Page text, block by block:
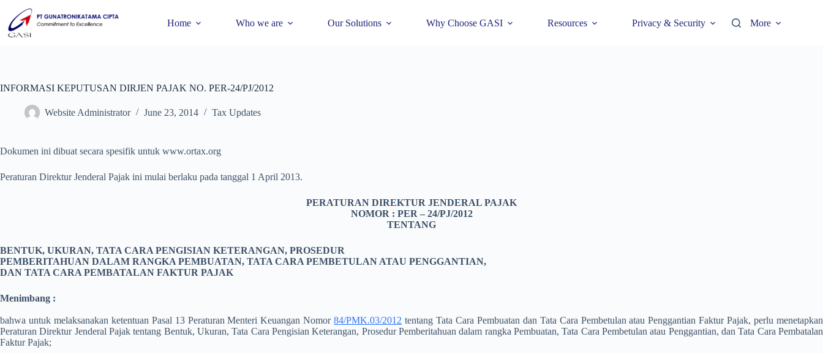
Home Who we are Our Solutions Why Choose GASI Resources Privacy & Security More
INFORMASI KEPUTUSAN DIRJEN PAJAK NO. PER-24/PJ/2012
Website Administrator June 23, 2014 Tax Updates
Dokumen ini dibuat secara spesifik untuk www.ortax.org
Peraturan Direktur Jenderal Pajak ini mulai berlaku pada tanggal 1 April 2013.
PERATURAN DIREKTUR JENDERAL PAJAK
NOMOR : PER – 24/PJ/2012
TENTANG
BENTUK, UKURAN, TATA CARA PENGISIAN KETERANGAN, PROSEDUR
PEMBERITAHUAN DALAM RANGKA PEMBUATAN, TATA CARA PEMBETULAN ATAU PENGGANTIAN,
DAN TATA CARA PEMBATALAN FAKTUR PAJAK
Menimbang :
bahwa untuk melaksanakan ketentuan Pasal 13 Peraturan Menteri Keuangan Nomor84/PMK.03/2012 tentang Tata Cara Pembuatan dan Tata Cara Pembetulan atau Penggantian Faktur Pajak, perlu menetapkan
Peraturan Direktur Jenderal Pajak tentang Bentuk, Ukuran, Tata Cara Pengisian Keterangan, Prosedur Pemberitahuan dalam rangka Pembuatan, Tata Cara Pembetulan atau Penggantian, dan Tata Cara Pembatalan
Faktur Pajak;